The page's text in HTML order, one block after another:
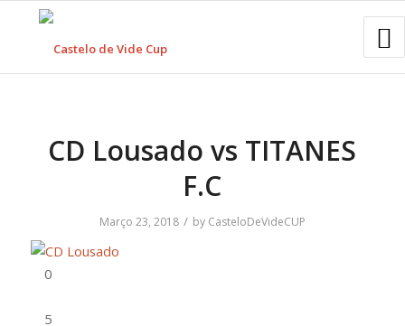
CD Lousado vs TITANES
F.C
Março 23, 2018 / by CasteloDeVideCUP